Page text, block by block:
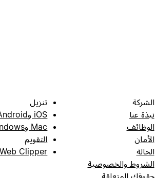
الشركة
نبذة عنا
الوظائف
الأمان
الحالة
الشروط والخصوصية
تنزيل
iOS وAndroid
Mac وWindows
التقويم
Web Clipper